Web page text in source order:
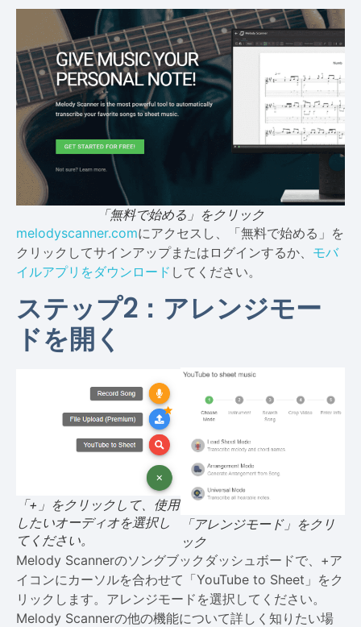
「無料で始める」をクリック
melodyscanner.comにアクセスし、「無料で始める」を
クリックしてサインアップまたはログインするか、 モバ
イルアプリをダウンロード してください。
ステップ2：アレンジモー
ドを開く
「+」をクリックして、使用
したいオーディオを選択し
てください。
「アレンジモード」をクリ
ック
Melody Scannerのソングブックダッシュボードで、+ア
イコンにカーソルを合わせて「YouTube to Sheet」をク
リックします。アレンジモードを選択してください。
Melody Scannerの他の機能について詳しく知りたい場